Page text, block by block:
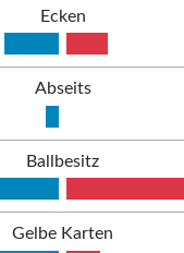
Ecken
Abseits
Ballbesitz
Gelbe Karten